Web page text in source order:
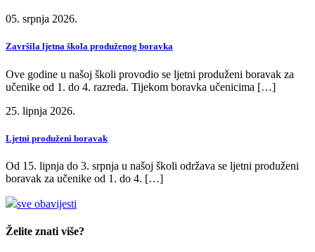
05. srpnja 2026.
Završila ljetna škola produženog boravka
Ove godine u našoj školi provodio se ljetni produženi boravak za
učenike od 1. do 4. razreda. Tijekom boravka učenicima […]
25. lipnja 2026.
Ljetni produženi boravak
Od 15. lipnja do 3. srpnja u našoj školi održava se ljetni produženi
boravak za učenike od 1. do 4. […]
sve obavijesti
Želite znati više?